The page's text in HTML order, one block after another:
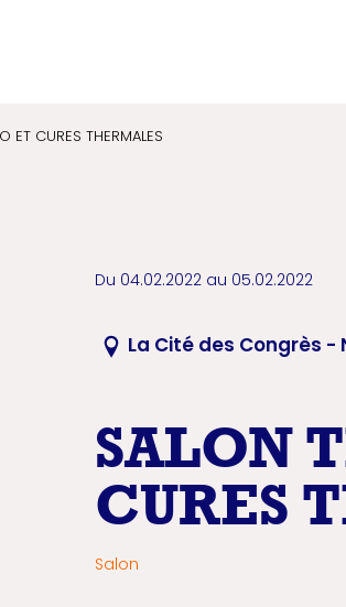
ET CURES THERMALES
Du 04.02.2022 au 05.02.2022
La Cité des Congrès -
SALON
CURES
Salon